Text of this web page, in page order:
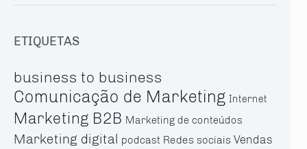
ETIQUETAS
business to business
Comunicação de Marketing Internet
Marketing B2B Marketing de conteúdos
Marketing digital podcast Redes sociais Vendas